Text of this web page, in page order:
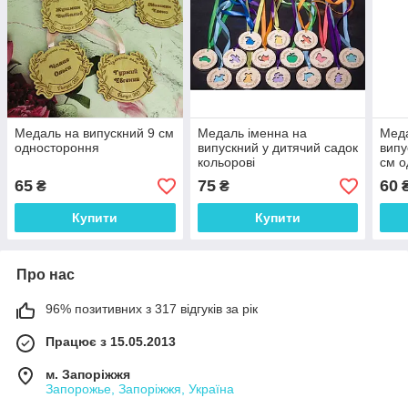
Медаль на випускний 9 см
одностороння
65 ₴
Купити
Медаль іменна на
випускний у дитячий садок
кольорові
75₴
Купити
см
60
Про нас
96% позитивних з 317 відгуків за рік
Працює з 15.05.2013
м. Запоріжжя
Запорожье, Запоріжжя, Україна